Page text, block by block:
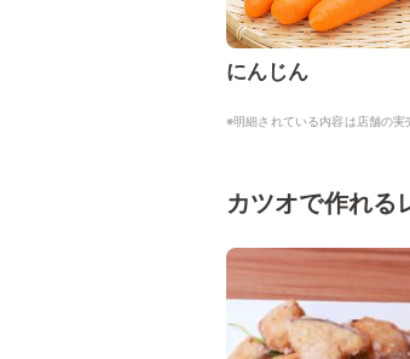
にんじん
※明細されている内容は店舗の実
カツオで作れる